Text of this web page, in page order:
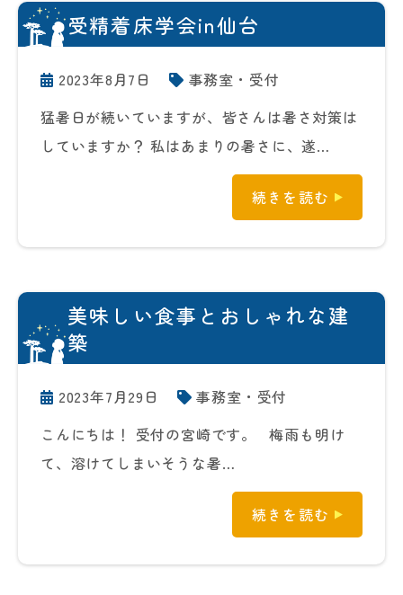
受精着床学会in仙台
2023年8月7日
事務室・受付
猛暑日が続いていますが、皆さんは暑さ対策は
していますか？ 私はあまりの暑さに、遂…
続きを読む
美味しい食事とおしゃれな建
築
2023年7月29日
事務室・受付
こんにちは！ 受付の宮崎です。 梅雨も明け
て、溶けてしまいそうな暑…
続きを読む